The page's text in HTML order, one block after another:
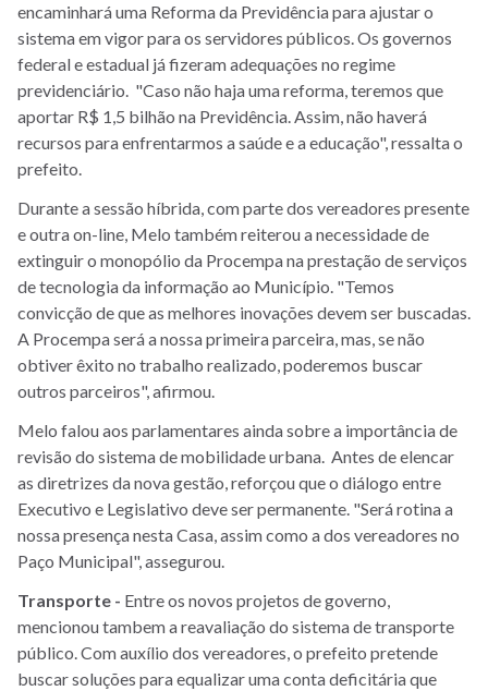
encaminhará uma Reforma da Previdência para ajustar o
sistema em vigor para os servidores públicos. Os governos
federal e estadual já fizeram adequações no regime
previdenciário. "Caso não haja uma reforma, teremos que
aportar R$ 1,5 bilhão na Previdência. Assim, não haverá
recursos para enfrentarmos a saúde e a educação", ressalta o
prefeito.
Durante a sessão híbrida, com parte dos vereadores presente
e outra on-line, Melo também reiterou a necessidade de
extinguir o monopólio da Procempa na prestação de serviços
de tecnologia da informação ao Município. "Temos
convicção de que as melhores inovações devem ser buscadas.
A Procempa será a nossa primeira parceira, mas, se não
obtiver êxito no trabalho realizado, poderemos buscar
outros parceiros", afirmou.
Melo falou aos parlamentares ainda sobre a importância de
revisão do sistema de mobilidade urbana. Antes de elencar
as diretrizes da nova gestão, reforçou que o diálogo entre
Executivo e Legislativo deve ser permanente. "Será rotina a
nossa presença nesta Casa, assim como a dos vereadores no
Paço Municipal", assegurou.
Transporte - Entre os novos projetos de governo,
mencionou tambem a reavaliação do sistema de transporte
público. Com auxílio dos vereadores, o prefeito pretende
buscar soluções para equalizar uma conta deficitária que